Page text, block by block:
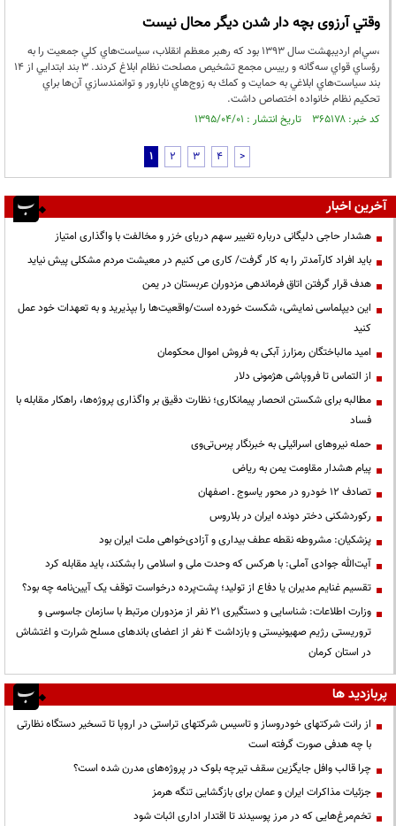
وقتي آرزوی بچه دار شدن ديگر محال نيست
،سي‌ام ارديبهشت سال 1393 بود كه رهبر معظم انقلاب، سياست‌هاي كلي جمعيت را به
رؤساي قواي سه‌گانه و رييس مجمع تشخيص مصلحت نظام ابلاغ كردند. 3 بند ابتدايي از 14
بند سياست‌هاي ابلاغي به حمايت و كمك به زوج‌هاي نابارور و توانمندسازي آن‌ها براي
تحكيم نظام خانواده اختصاص داشت.
کد خبر: ۳۶۵۱۷۸ تاریخ انتشار : ۱۳۹۵/۰۴/۰۱
1 2 3 4 >
آخرین اخبار
هشدار حاجی دلیگانی درباره تغییر سهم دریای خزر و مخالفت با واگذاری امتیاز
باید افراد کارآمدتر را به کار گرفت/ کاری می کنیم در معیشت مردم مشکلی پیش نیاید
هدف قرار گرفتن اتاق‌ فرماندهی مزدوران عربستان در یمن
این دیپلماسی نمایشی، شکست خورده است/واقعیت‌ها را بپذیرید و به تعهدات خود عمل
کنید
امید مالباختگان رمزارز آبکی به فروش اموال محکومان
از التماس تا فروپاشی هژمونی دلار
مطالبه برای شکستن انحصار پیمانکاری؛ نظارت دقیق بر واگذاری پروژه‌ها، راهکار مقابله با
فساد
حمله نیروهای اسرائیلی به خبرنگار پرس‌تی‌وی
پیام هشدار مقاومت یمن به ریاض
تصادف ۱۲ خودرو در محور یاسوج ـ اصفهان
رکوردشکنی دختر دونده ایران در بلاروس
پزشکیان: مشروطه نقطه عطف بیداری و آزادی‌خواهی ملت ایران بود
آیت‌الله جوادی آملی: با هرکس که وحدت ملی و اسلامی را بشکند، باید مقابله کرد
تقسیم غنایم مدیران یا دفاع از تولید؛ پشت‌پرده درخواست توقف یک آیین‌نامه چه بود؟
وزارت اطلاعات: شناسایی و دستگیری ۲۱ نفر از مزدوران مرتبط با سازمان جاسوسی و
تروریستی رژیم صهیونیستی و بازداشت ۴ نفر از اعضای باندهای مسلح شرارت و اغتشاش
در استان کرمان
پربازدید ها
از رانت‌ شرکتهای خودروساز و تاسیس شرکتهای تراستی در اروپا تا تسخیر دستگاه نظارتی
با چه هدفی صورت گرفته است
چرا قالب وافل جایگزین سقف تیرچه بلوک در پروژه‌های مدرن شده است؟
جزئیات مذاکرات ایران و عمان برای بازگشایی تنگه هرمز
تخم‌مرغ‌هایی که در مرز پوسیدند تا اقتدار اداری اثبات شود